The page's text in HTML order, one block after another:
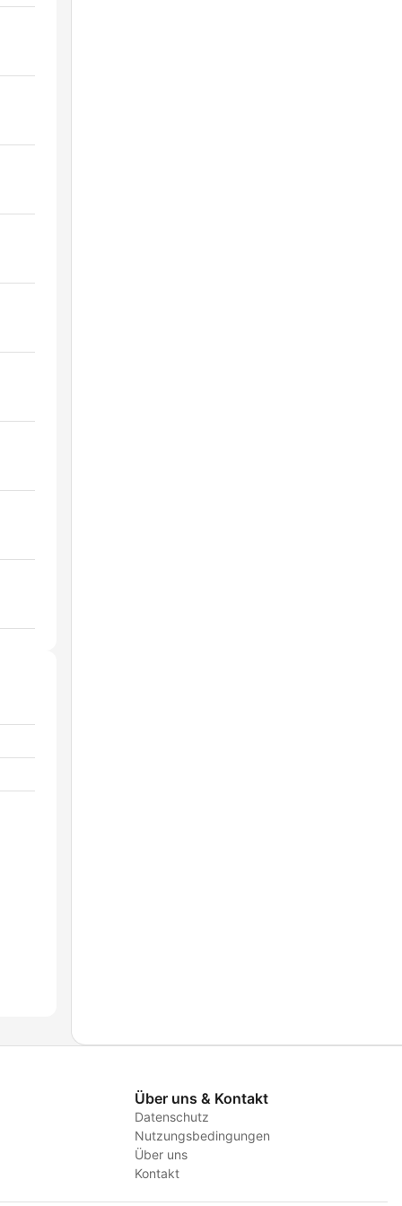
Über uns & Kontakt
Datenschutz
Nutzungsbedingungen
Über uns
Kontakt